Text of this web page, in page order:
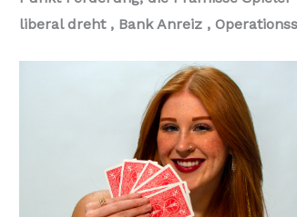
liberal dreht , Bank Anreiz ,